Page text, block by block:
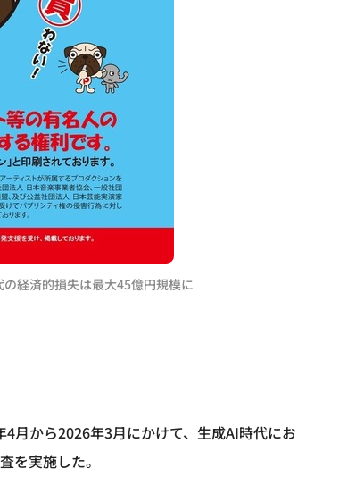
経済的損失は最大45億円規模に
月から2026年3月にかけて、生成AI時代にお
を実施した。